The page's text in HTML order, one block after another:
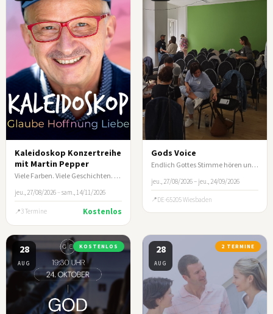
Kaleidoskop Konzertreihe
mit Martin Pepper
Viele Farben. Viele Geschichten. Ein Abend, der berührt.
jeu., 27/08/2026 –sam., 14/11/2026
3 Termine Kostenlos
Gods Voice
Endlich Gottes Stimme hören und nicht mehr spekulieren
jeu., 27/08/2026 – jeu., 24/09/2026
DE-65205 Wiesbaden
28
AUG
KOSTENLOS 28
AUG
2 TERMINE